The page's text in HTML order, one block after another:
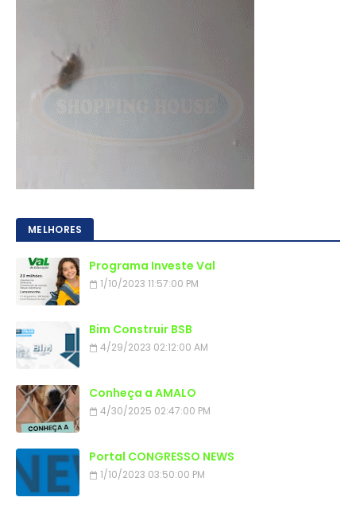
MELHORES
Programa Investe Val
1/10/2023 11:57:00 PM
Bim Construir BSB
4/29/2023 02:12:00 AM
Conheça a AMALO
4/30/2025 02:47:00 PM
Portal CONGRESSO NEWS
1/10/2023 03:50:00 PM